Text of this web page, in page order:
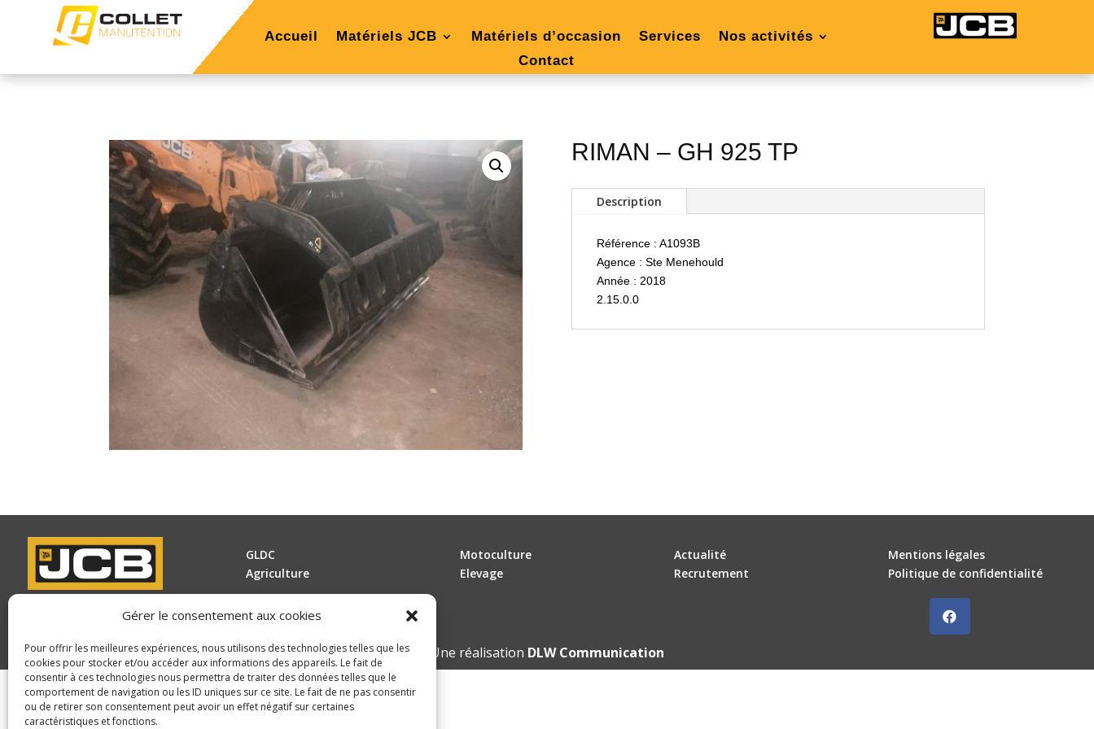
Gérer le consentement aux cookies
Pour offrir les meilleures expériences, nous utilisons des technologies telles que les
cookies pour stocker et/ou accéder aux informations des appareils. Le fait de
consentir à ces technologies nous permettra de traiter des données telles que le
comportement de navigation ou les ID uniques sur ce site. Le fait de ne pas consentir
ou de retirer son consentement peut avoir un effet négatif sur certaines
caractéristiques et fonctions.
Accueil Matériels JCB Matériels d’occasion Services
Nos activités
Contact
RIMAN – GH 925 TP
Description
Référence : A1093B
Agence : Ste Menehould
Année : 2018
2.15.0.0
© Copyright 2025 GLDC
GLDC
Agriculture
Motoculture
Elevage
Actualité
Recrutement
Mentions légales
Politique de confidentialité

Une réalisation DLW Communication